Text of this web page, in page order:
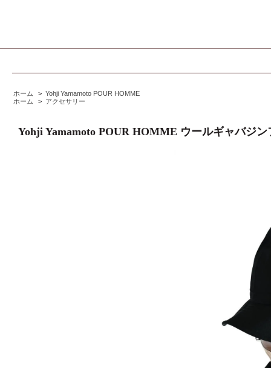
ホーム > Yohji Yamamoto POUR HOMME
ホーム
> アクセサリー
Yohji Yamamoto POUR HOMME ウールギャバジ